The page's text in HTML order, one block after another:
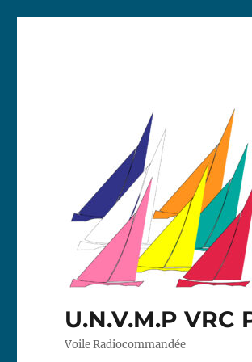
U.N.V.M.P
Voile Radiocommandée